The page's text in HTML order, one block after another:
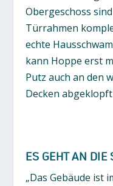
Obergeschoss
Türrahmen
echte
kann Hoppe erst
Putz auch an den
Decken
ES GEHT AN DIE
„Das Gebäude ist